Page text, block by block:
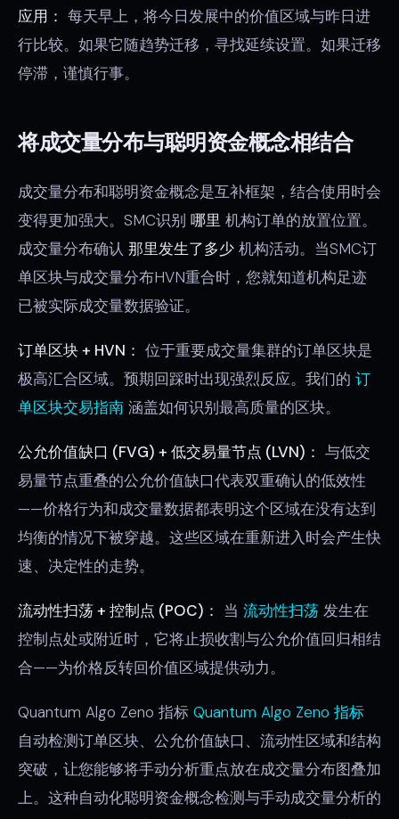
应用： 每天早上，将今日发展中的价值区域与昨日进
行比较。如果它随趋势迁移，寻找延续设置。如果迁移
停滞，谨慎行事。
将成交量分布与聪明资金概念相结合
成交量分布和聪明资金概念是互补框架，结合使用时会
变得更加强大。SMC识别 哪里 机构订单的放置位置。
成交量分布确认 那里发生了多少 机构活动。当SMC订
单区块与成交量分布HVN重合时，您就知道机构足迹
已被实际成交量数据验证。
订单区块 + HVN： 位于重要成交量集群的订单区块是
极高汇合区域。预期回踩时出现强烈反应。我们的 订
单区块交易指南 涵盖如何识别最高质量的区块。
公允价值缺口 (FVG) + 低交易量节点 (LVN)： 与低交
易量节点重叠的公允价值缺口代表双重确认的低效性
——价格行为和成交量数据都表明这个区域在没有达到
均衡的情况下被穿越。这些区域在重新进入时会产生快
速、决定性的走势。
流动性扫荡 + 控制点 (POC)： 当 流动性扫荡 发生在
控制点处或附近时，它将止损收割与公允价值回归相结
合——为价格反转回价值区域提供动力。
Quantum Algo Zeno 指标 Quantum Algo Zeno 指标
自动检测订单区块、公允价值缺口、流动性区域和结构
突破，让您能够将手动分析重点放在成交量分布图叠加
上。这种自动化聪明资金概念检测与手动成交量分析的